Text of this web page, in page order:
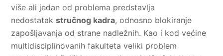
više ali jedan od problema predstavlja
nedostatakstručnog kadra, odnosno blokiranje
zapošljavanja od strane nadležnih. Kao i kod većine
multidisciplinovanih fakulteta veliki problem